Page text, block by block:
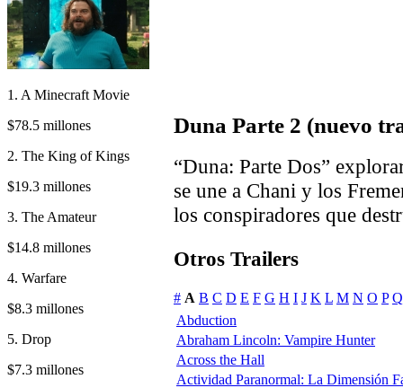
1. A Minecraft Movie
$78.5 millones
2. The King of Kings
$19.3 millones
3. The Amateur
$14.8 millones
4. Warfare
$8.3 millones
5. Drop
$7.3 millones
Duna Parte 2 (nuevo
“Duna: Parte Dos”
se une a Chani y los
los conspiradores que
Otros Trailers
# A B C D E F G H I J K L M N O P Q
Abduction
Abraham Lincoln: Vampire Hunter
Across the Hall
Actividad Paranormal: La Dimensión